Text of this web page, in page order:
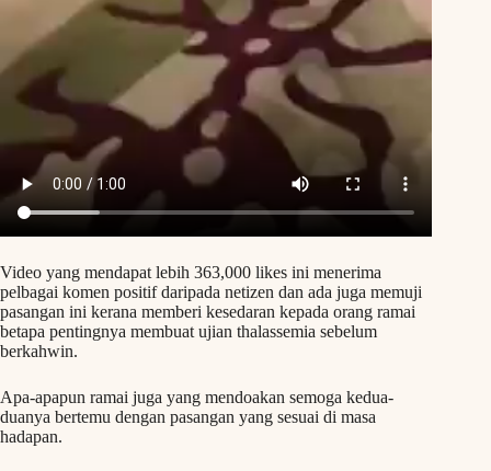
Video yang mendapat lebih 363,000 likes ini menerima
pelbagai komen positif daripada netizen dan ada juga memuji
pasangan ini kerana memberi kesedaran kepada orang ramai
betapa pentingnya membuat ujian thalassemia sebelum
berkahwin.
Apa-apapun ramai juga yang mendoakan semoga kedua-
duanya bertemu dengan pasangan yang sesuai di masa
hadapan.